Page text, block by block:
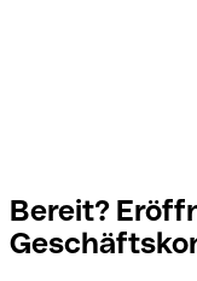
Bereit?